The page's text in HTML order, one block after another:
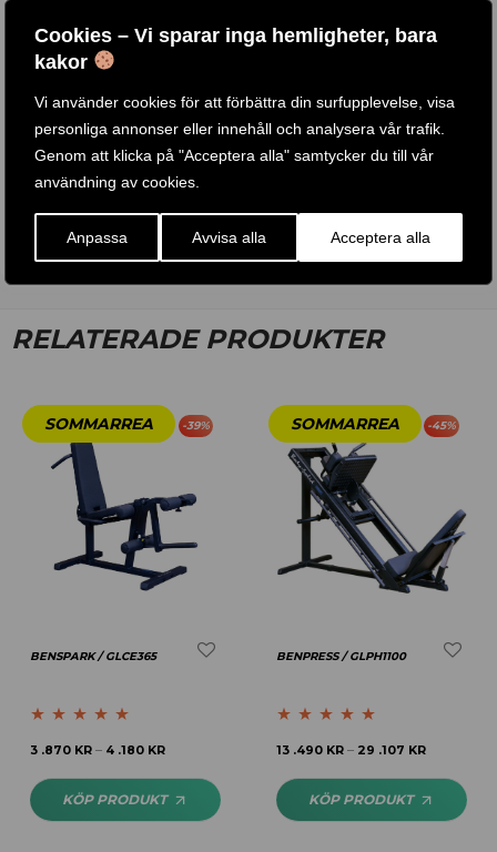
Cookies – Vi sparar inga hemligheter, bara
kakor
Vi använder cookies för att förbättra din surfupplevelse, visa
personliga annonser eller innehåll och analysera vår trafik.
Genom att klicka på "Acceptera alla" samtycker du till vår
användning av cookies.
Anpassa Avvisa alla Acceptera alla
MATTA TILL LÖPBAND /
Betygsatt
3.00av 5
860KR
KÖP PRODUKT
RELATERADE PRODUKTER
-39%
BENSPARK / GLCE365
Betygsatt
4.69
3 .870 KR – 4 .180 KR
KÖP PRODUKT
-45%
BENPRESS / GLPH1100
Betygsatt4.83
13 .490 KR – 29 .107 KR
KÖP PRODUKT